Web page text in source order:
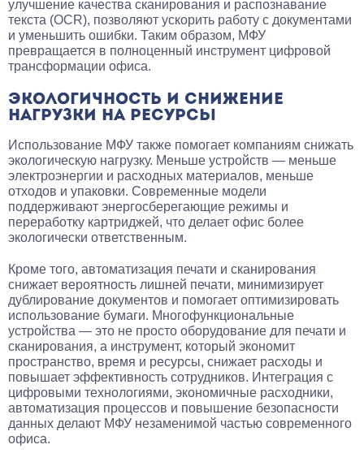
улучшение качества сканирования и распознавание
текста (OCR), позволяют ускорить работу с документами
и уменьшить ошибки. Таким образом, МФУ
превращается в полноценный инструмент цифровой
трансформации офиса.
ЭКОЛОГИЧНОСТЬ И СНИЖЕНИЕ
НАГРУЗКИ НА РЕСУРСЫ
Использование МФУ также помогает компаниям снижать
экологическую нагрузку. Меньше устройств — меньше
электроэнергии и расходных материалов, меньше
отходов и упаковки. Современные модели
поддерживают энергосберегающие режимы и
переработку картриджей, что делает офис более
экологически ответственным.
Кроме того, автоматизация печати и сканирования
снижает вероятность лишней печати, минимизирует
дублирование документов и помогает оптимизировать
использование бумаги. Многофункциональные
устройства — это не просто оборудование для печати и
сканирования, а инструмент, который экономит
пространство, время и ресурсы, снижает расходы и
повышает эффективность сотрудников. Интеграция с
цифровыми технологиями, экономичные расходники,
автоматизация процессов и повышение безопасности
данных делают МФУ незаменимой частью современного
офиса.